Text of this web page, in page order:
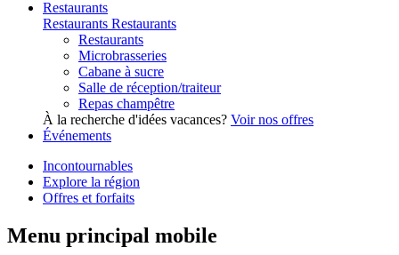
Restaurants
Restaurants Restaurants
Restaurants
Microbrasseries
Cabane à sucre
Salle de réception/traiteur
Repas champêtre
À la recherche d'idées vacances? Voir nos offres
Événements
Incontournables
Explore la région
Offres et forfaits
Menu principal mobile